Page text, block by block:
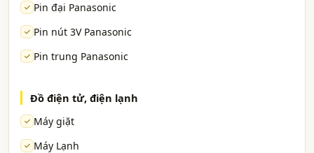
Pin đại Panasonic
Pin nút 3V Panasonic
Pin trung Panasonic
Đồ điện tử, điện lạnh
Máy giặt
Máy Lạnh